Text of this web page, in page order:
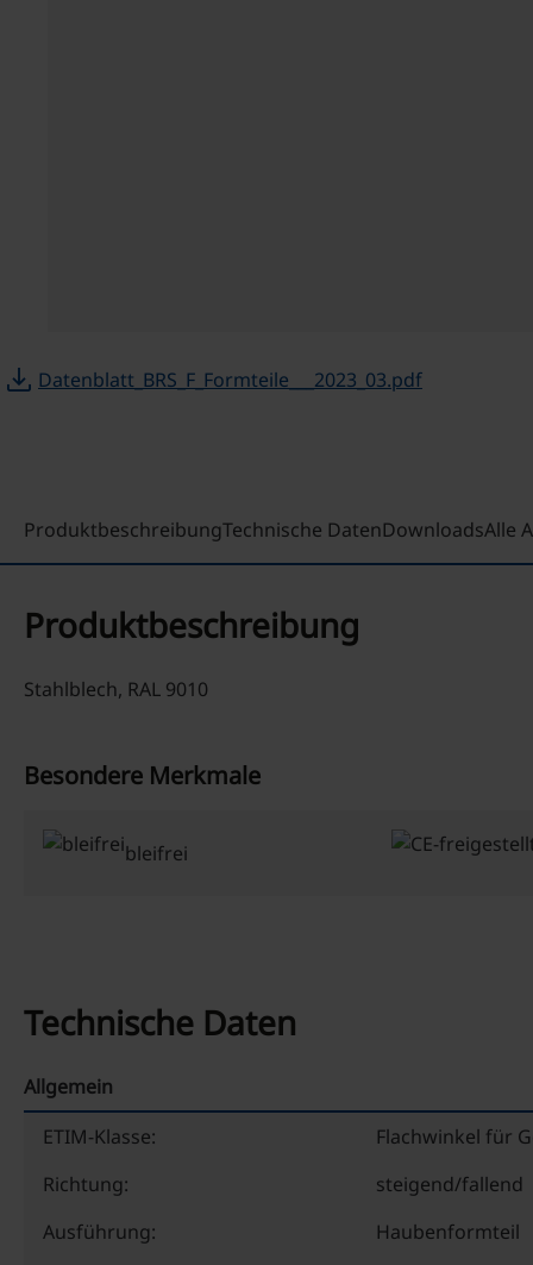
download Datenblatt_BRS_F_Formteile___2023_03.pdf
ProduktbeschreibungTechnische DatenDownloadsAlle
Produktbeschreibung
Stahlblech, RAL 9010
Besondere Merkmale
bleifrei
Technische Daten
Allgemein
ETIM-Klasse:
Flachwinkel für
Richtung:
steigend/fallend
Ausführung:
Haubenformteil